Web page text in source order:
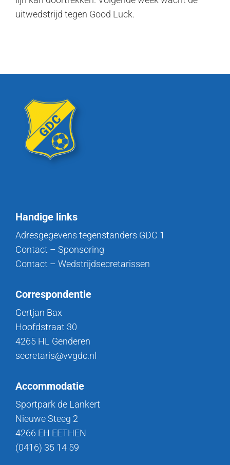
uitwedstrijd tegen Good Luck.
Handige links
Adresgegevens tegenstanders GDC 1
Contact – Sponsoring
Contact – Wedstrijdsecretarissen
Correspondentie
Gertjan Bax
Hoofdstraat 30
4265 HL Genderen
secretaris@vvgdc.nl
Accommodatie
Sportpark de Lankert
Nieuwe Steeg 2
4266 EH EETHEN
(0416) 35 14 59